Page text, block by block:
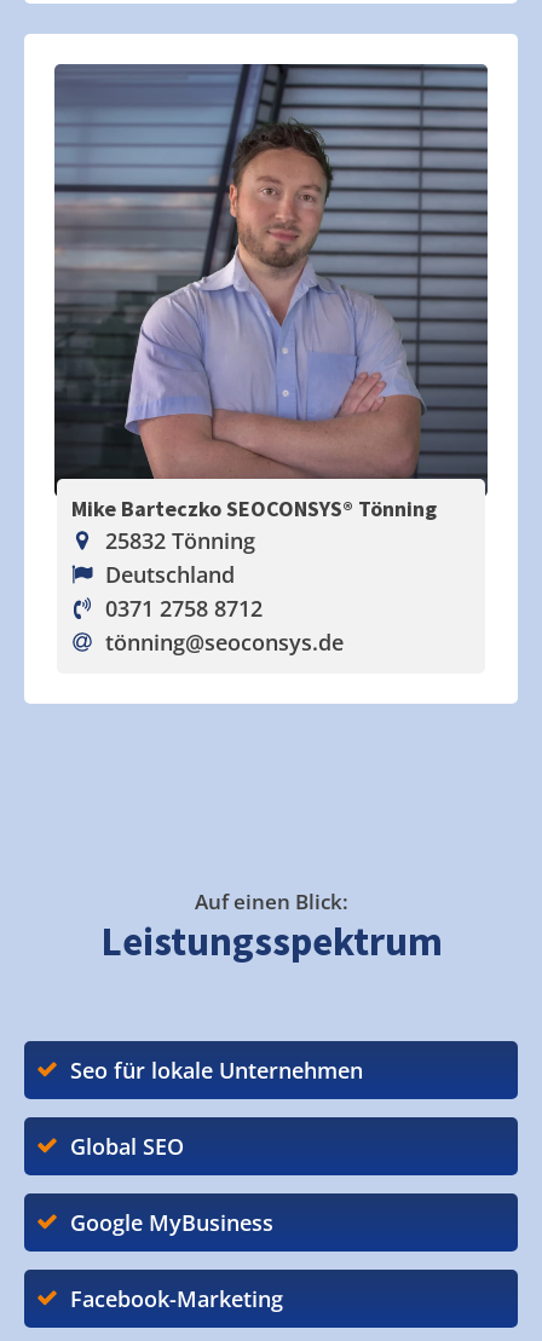
Mike Barteczko SEOCONSYS® Tönning
25832 Tönning
Deutschland
0371 2758 8712
tönning@seoconsys.de
Auf einen Blick:
Leistungsspektrum
Seo für lokale Unternehmen
Global SEO
Google MyBusiness
Facebook-Marketing